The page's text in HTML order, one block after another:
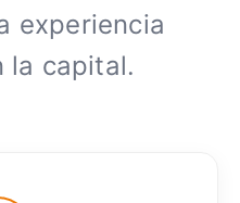
experiencia
la capital.